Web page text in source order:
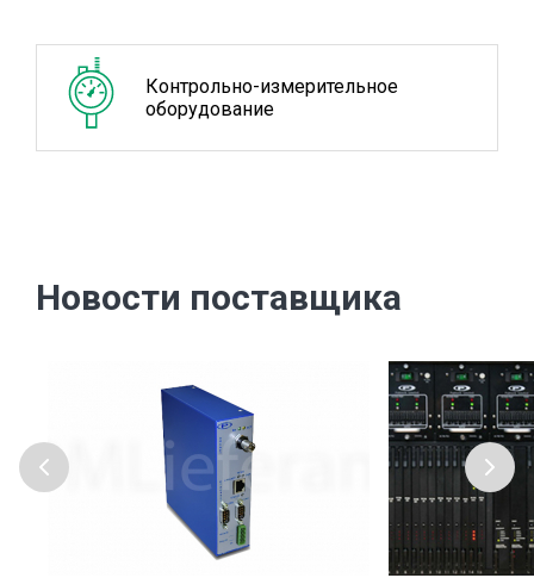
Контрольно-измерительное
оборудование
Новости поставщика